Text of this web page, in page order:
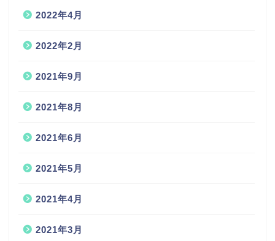
2022年4月
2022年2月
2021年9月
2021年8月
2021年6月
2021年5月
2021年4月
2021年3月